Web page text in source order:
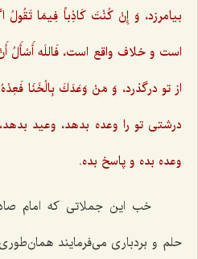
بیامرزد، وَ إِنْ كُنْتَ كَاذِباً فِيمَا تَقُولُ‌
است و خلاف واقع است، فَاللَه أَسْأَلُ
از تو درگذرد، وَ مَنْ وَعَدَكَ بِالْخَنَا فَعِدْهُ
درشتی تو را وعده بدهد، وعید
وعده بده و پاسخ بده.
خب این جملاتی كه امام صادق
حلم و بردباری می‌فرمایند